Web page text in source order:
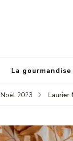
La
Noël 2023 Laurier